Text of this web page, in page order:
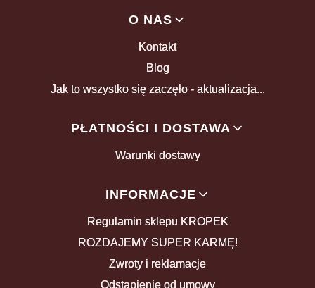
O NAS
Kontakt
Blog
Jak to wszystko się zaczęło - aktualizacja...
PŁATNOŚCI I DOSTAWA
Warunki dostawy
INFORMACJE
Regulamin sklepu KROPEK
ROZDAJEMY SUPER KARMĘ!
Zwroty i reklamacje
Odstąpienie od umowy